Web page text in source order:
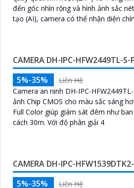
phương pháp hiệu quả để bảo vệ
của cửa hàng một cách an toàn
dụng công nghệ...